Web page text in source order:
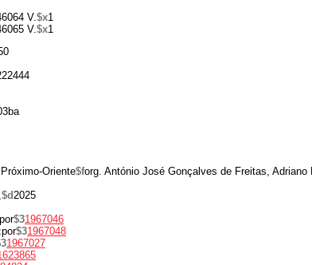
V.$x1
V.$x1
Oriente$forg. António José Gonçalves de Freitas, Adriano
$d2025
por$31967046
por$31967048
1967027